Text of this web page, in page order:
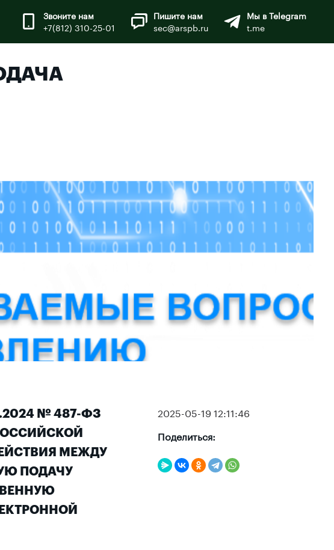
Звоните нам
+7(812) 310-25-01
Пишите нам
sec@arspb.ru
Мы в Telegram
t.me
№ 487-ФЗ
МЕЖДУ
ПОДАЧУ
2025-05-19 12:11:46
Поделиться: